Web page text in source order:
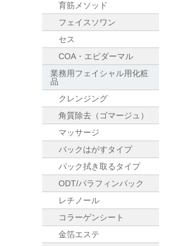
育筋メソッド
フェイスソワン
セス
COA・エピダーマル
業務用フェイシャル用化粧
品
クレンジング
角質除去（ゴマージュ）
マッサージ
パックはがすタイプ
パック拭き取るタイプ
ODT/パラフィンパック
レチノール
コラーゲンシート
金箔エステ